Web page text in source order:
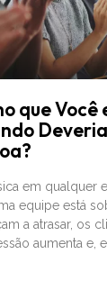
que Você
em qualquer
equipe está
a atrasar, os
aumenta e,